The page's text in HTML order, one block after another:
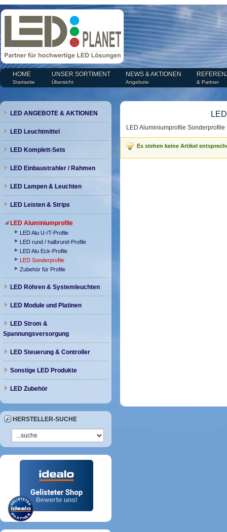
HOME
Startseite
UNSER SORTIMENT
Übersicht
NEWS & AKTIONEN
Angebote & Partner
LED Aluminiumprofile Sonderprofile
Es stehen keine Artikel
LED ANGEBOTE & AKTIONEN
LED Leuchtmittel
LED Komplett-Sets
LED Einbaustrahler / Rahmen
LED Lampen & Leuchten
LED Leisten & Strips
LED Aluminiumprofile
LED Alu U-/T-Profile
LED rund / halbrund-Profile
LED Alu Eck-Profile
LED Sonderprofile
Zubehör für Profile
LED Röhren & Systemleuchten
LED Module und Platinen
LED Strom &
Spannungsversorgung
LED Steuerung & Controller
Sonstige LED Produkte
LED Zubehör
HERSTELLER-SUCHE